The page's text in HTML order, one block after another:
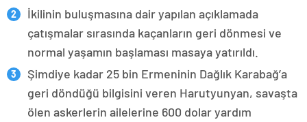
İkilinin buluşmasına dair yapılan açıklamada
çatışmalar sırasında kaçanların geri dönmesi ve
normal yaşamın başlaması masaya yatırıldı.
Şimdiye kadar 25 bin Ermeninin Dağlık Karabağ’a
geri döndüğü bilgisini veren Harutyunyan, savaşta
ölen askerlerin ailelerine 600 dolar yardım